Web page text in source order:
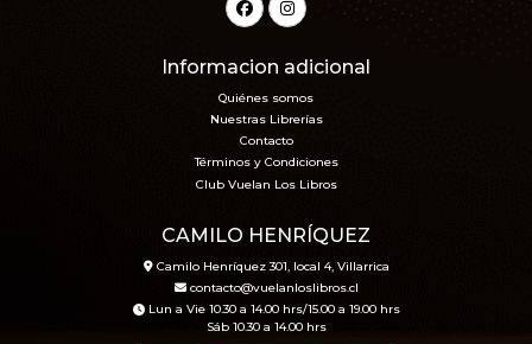
Informacion adicional
Quiénes somos
Nuestras Librerías
Contacto
Términos y Condiciones
Club Vuelan Los Libros
CAMILO HENRÍQUEZ
Camilo Henríquez 301, local 4, Villarrica
contacto@vuelanloslibros.cl
Lun a Vie 10.30 a 14.00 hrs/15.00 a 19.00 hrs
Sáb 10.30 a 14.00 hrs